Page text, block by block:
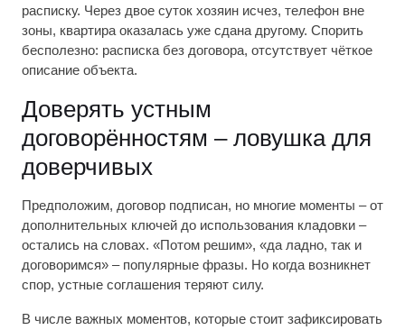
расписку. Через двое суток хозяин исчез, телефон вне
зоны, квартира оказалась уже сдана другому. Спорить
бесполезно: расписка без договора, отсутствует чёткое
описание объекта.
Доверять устным
договорённостям – ловушка для
доверчивых
Предположим, договор подписан, но многие моменты – от
дополнительных ключей до использования кладовки –
остались на словах. «Потом решим», «да ладно, так и
договоримся» – популярные фразы. Но когда возникнет
спор, устные соглашения теряют силу.
В числе важных моментов, которые стоит зафиксировать